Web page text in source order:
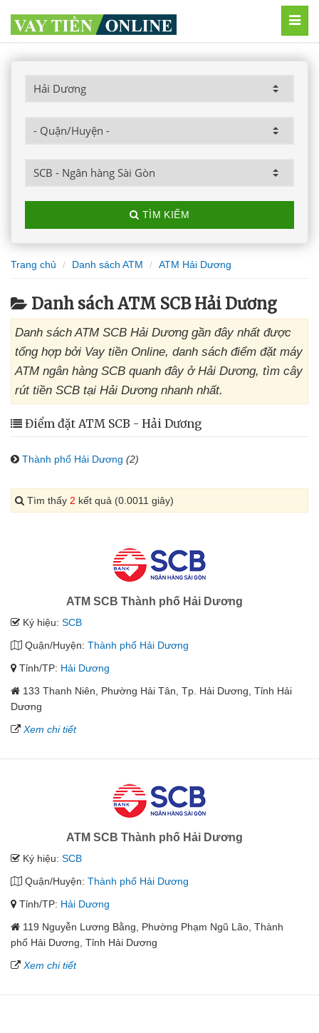
TÌM KIẾM
Trang chủ Danh sách ATM ATM Hải Dương
Danh sách ATM SCB Hải Dương
Danh sách ATM SCB Hải Dương gần đây nhất được
tổng hợp bởi Vay tiền Online, danh sách điểm đặt máy
ATM ngân hàng SCB quanh đây ở Hải Dương, tìm cây
rút tiền SCB tại Hải Dương nhanh nhất.
Điểm đặt ATM SCB - Hải Dương
Thành phố Hải Dương (2)
Tìm thấy 2 kết quả (0.0011 giây)
ATM SCB Thành phố Hải Dương
Ký hiệu: SCB
Quận/Huyện: Thành phố Hải Dương
Tỉnh/TP: Hải Dương
133 Thanh Niên, Phường Hải Tân, Tp. Hải Dương, Tỉnh Hải
Dương
Xem chi tiết
ATM SCB Thành phố Hải Dương
Ký hiệu: SCB
Quận/Huyện: Thành phố Hải Dương
Tỉnh/TP: Hải Dương
119 Nguyễn Lương Bằng, Phường Phạm Ngũ Lão, Thành
phố Hải Dương, Tỉnh Hải Dương
Xem chi tiết